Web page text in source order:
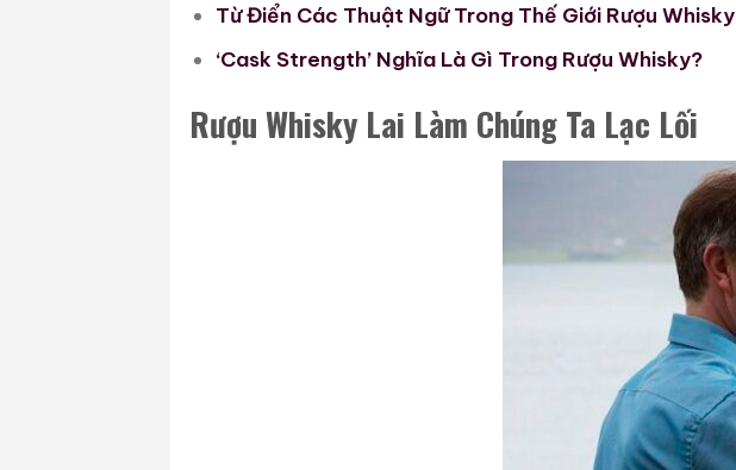
Từ Điển Các Thuật Ngữ Trong Thế Giới Rượu Whisky
‘Cask Strength’ Nghĩa Là Gì Trong Rượu Whisky?
Rượu Whisky Lai Làm Chúng Ta Lạc Lối